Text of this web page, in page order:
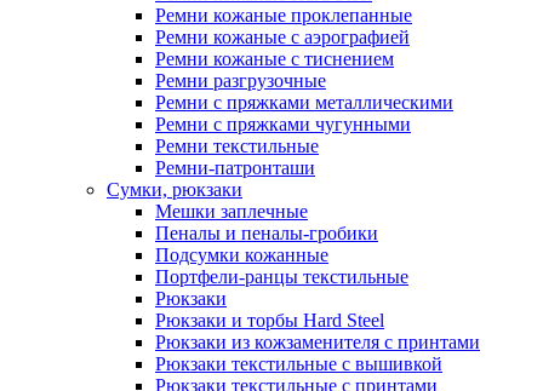
Ремни кожаные проклепанные
Ремни кожаные с аэрографией
Ремни кожаные с тиснением
Ремни разгрузочные
Ремни с пряжками металлическими
Ремни с пряжками чугунными
Ремни текстильные
Ремни-патронташи
Сумки, рюкзаки
Мешки заплечные
Пеналы и пеналы-гробики
Подсумки кожанные
Портфели-ранцы текстильные
Рюкзаки
Рюкзаки и торбы Hard Steel
Рюкзаки из кожзаменителя с принтами
Рюкзаки текстильные с вышивкой
Рюкзаки текстильные с принтами